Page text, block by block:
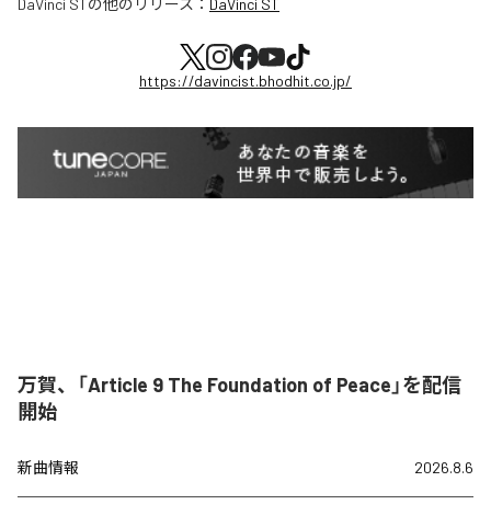
DaVinci STの他のリリース： DaVinci ST
https://davincist.bhodhit.co.jp/
万賀、「Article 9 The Foundation of Peace」を配信
開始
新曲情報 2026.8.6